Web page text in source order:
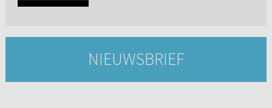
NIEUWSBRIEF